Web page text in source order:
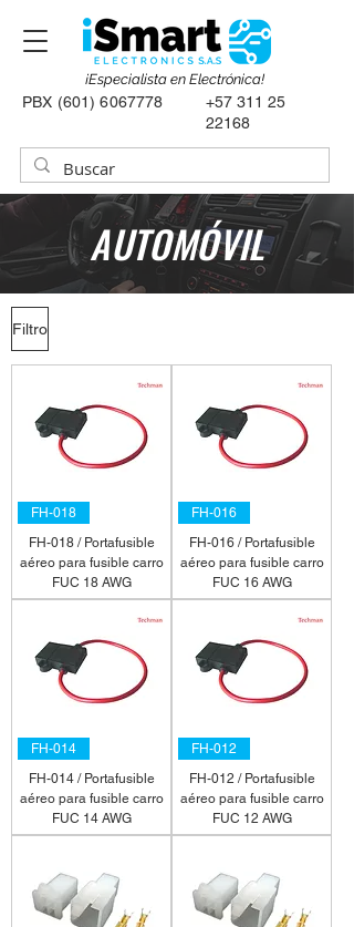
PBX (601) 6067778
+57 311 25
22168
¡Especialista en Electrónica!
AUTOMÓVIL
Filtro
FH-018
FH-018 / Portafusible
aéreo para fusible carro
FUC 18 AWG
FH-016
FH-016 / Portafusible
aéreo para fusible carro
FUC 16 AWG
FH-014
FH-014 / Portafusible
aéreo para fusible carro
FUC 14 AWG
FH-012
FH-012 / Portafusible
aéreo para fusible carro
FUC 12 AWG